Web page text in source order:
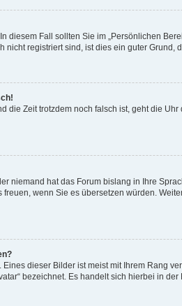
Fall sollten Sie im „Persönlichen
registriert sind, ist dies ein guter Grund,
Zeit trotzdem noch falsch ist, geht die
niemand hat das Forum bislang in Ihre
wenn Sie es übersetzen würden.
dieser Bilder ist meist mit Ihrem Rang
bezeichnet. Es handelt sich hierbei in